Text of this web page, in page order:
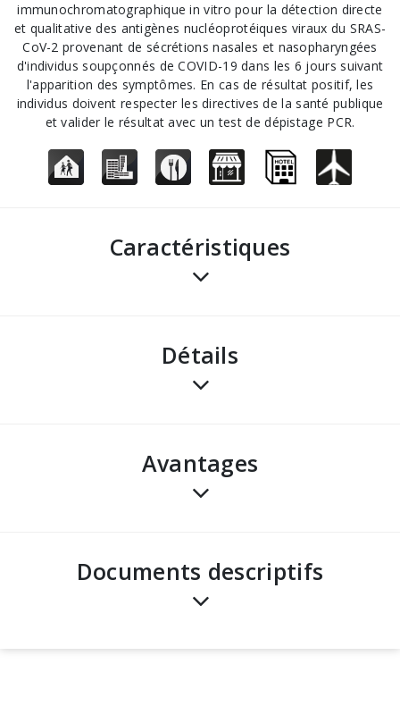
immunochromatographique in vitro pour la détection directe
et qualitative des antigènes nucléoprotéiques viraux du SRAS-
CoV-2 provenant de sécrétions nasales et nasopharyngées
d'individus soupçonnés de COVID-19 dans les 6 jours suivant
l'apparition des symptômes. En cas de résultat positif, les
individus doivent respecter les directives de la santé publique
et valider le résultat avec un test de dépistage PCR.
Caractéristiques
Détails
avantages
Documents descriptifs